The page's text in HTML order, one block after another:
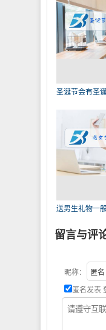
圣诞节会有圣
送男生礼物一
留言与评
昵称：
匿名发表